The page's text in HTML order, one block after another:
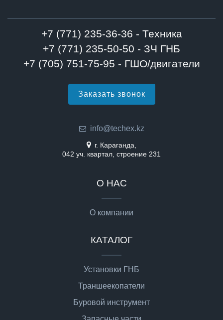
+7 (771) 235-36-36 - Техника
+7 (771) 235-50-50 - ЗЧ ГНБ
+7 (705) 751-75-95 - ГШО/двигатели
Заказать звонок
info@techex.kz
г. Караганда,
042 уч. квартал, строение 231
О НАС
О компании
КАТАЛОГ
Установки ГНБ
Траншеекопатели
Буровой инструмент